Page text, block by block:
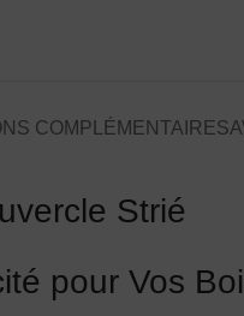
COMPLÉMENTAIRES
Strié
pour Vos